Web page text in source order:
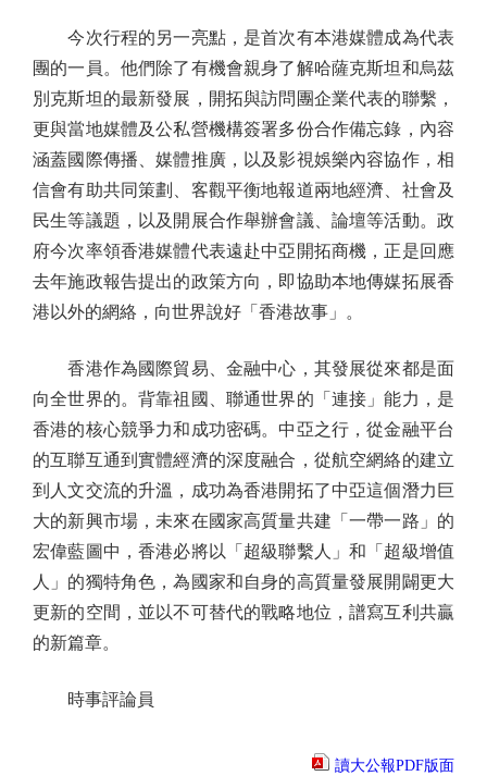
今次行程的另一亮點，是首次有本港媒體成為代表
團的一員。他們除了有機會親身了解哈薩克斯坦和烏茲
別克斯坦的最新發展，開拓與訪問團企業代表的聯繫，
更與當地媒體及公私營機構簽署多份合作備忘錄，內容
涵蓋國際傳播、媒體推廣，以及影視娛樂內容協作，相
信會有助共同策劃、客觀平衡地報道兩地經濟、社會及
民生等議題，以及開展合作舉辦會議、論壇等活動。政
府今次率領香港媒體代表遠赴中亞開拓商機，正是回應
去年施政報告提出的政策方向，即協助本地傳媒拓展香
港以外的網絡，向世界說好「香港故事」。
香港作為國際貿易、金融中心，其發展從來都是面
向全世界的。背靠祖國、聯通世界的「連接」能力，是
香港的核心競爭力和成功密碼。中亞之行，從金融平台
的互聯互通到實體經濟的深度融合，從航空網絡的建立
到人文交流的升溫，成功為香港開拓了中亞這個潛力巨
大的新興市場，未來在國家高質量共建「一帶一路」的
宏偉藍圖中，香港必將以「超級聯繫人」和「超級增值
人」的獨特角色，為國家和自身的高質量發展開闢更大
更新的空間，並以不可替代的戰略地位，譜寫互利共贏
的新篇章。
時事評論員
讀大公報PDF版面